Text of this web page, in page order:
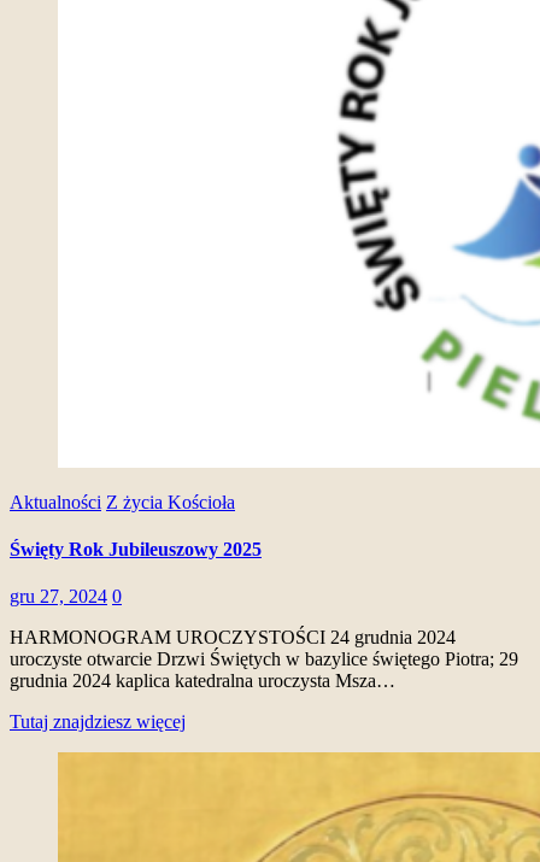
Aktualności Z życia Kościoła
Święty Rok Jubileuszowy 2025
gru 27, 2024 0
HARMONOGRAM UROCZYSTOŚCI 24 grudnia 2024
uroczyste otwarcie Drzwi Świętych w bazylice świętego Piotra; 29
grudnia 2024 kaplica katedralna uroczysta Msza…
Tutaj znajdziesz więcej